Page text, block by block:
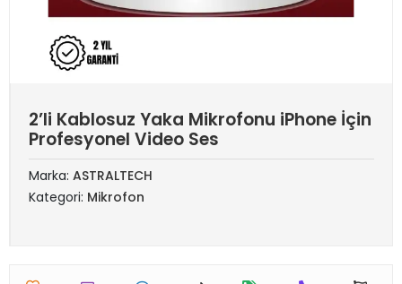
2’li Kablosuz Yaka Mikrofonu iPhone İçin
Profesyonel Video Ses
Marka: ASTRALTECH
Kategori: Mikrofon